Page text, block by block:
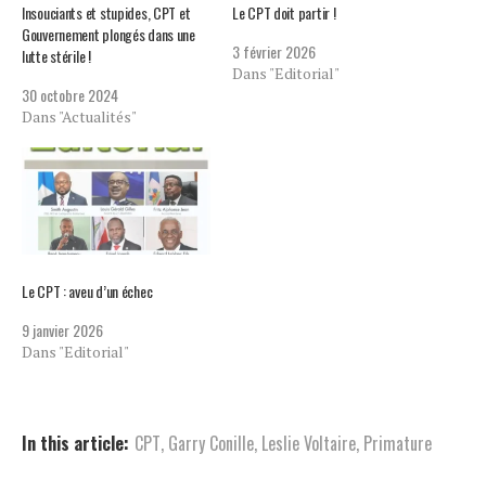
Insouciants et stupides, CPT et
Gouvernement plongés dans une
lutte stérile !
30 octobre 2024
Dans "Actualités"
Le CPT doit partir !
3 février 2026
Dans "Editorial"
Le CPT : aveu d’un échec
9 janvier 2026
Dans "Editorial"
In this article: CPT, Garry Conille, Leslie Voltaire, Primature